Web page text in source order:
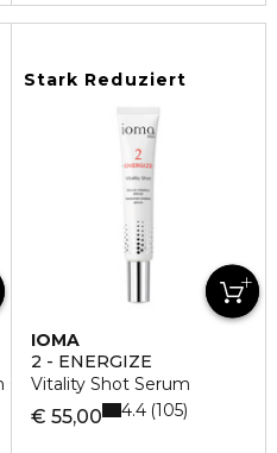
Gesichtsreinigung
Stark Reduziert
IOMA
2 - ENERGIZE
Vitality Shot Serum
€ 55,00 4.4 105